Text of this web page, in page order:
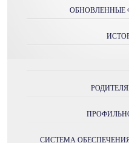
ОБНОВЛЕННЫЕ
СИСТЕМА